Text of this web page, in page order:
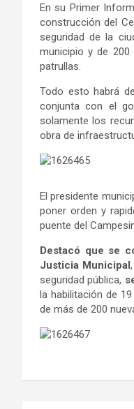
En su Primer
construcción del
seguridad de la
municipio y de
patrullas.
Todo esto habrá
conjunta con el
solamente los
obra de
El presidente
poner orden y
puente del
Destacó que se
Justicia Municipal
seguridad pública,
la habilitación de
de más de 200